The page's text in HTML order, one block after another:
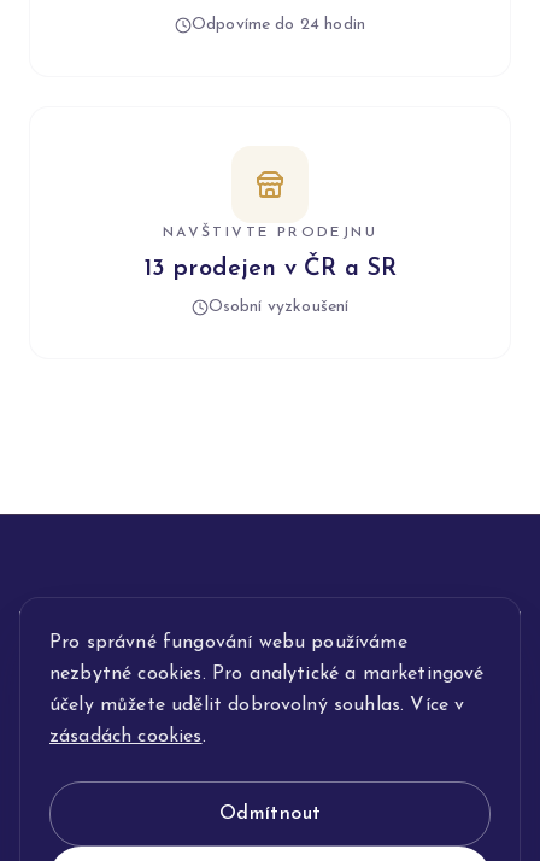
Pro správné fungování webu používáme
nezbytné cookies. Pro analytické a marketingové
účely můžete udělit dobrovolný souhlas. Více v
zásadách cookies.
Odmítnout
Odpovíme do 24 hodin
NAVŠTIVTE PRODEJNU
13 prodejen v ČR a SR
Osobní vyzkoušení
INFORMACE
POPIS SLUŽEB
KLENOTNICTVÍ JOLLEO